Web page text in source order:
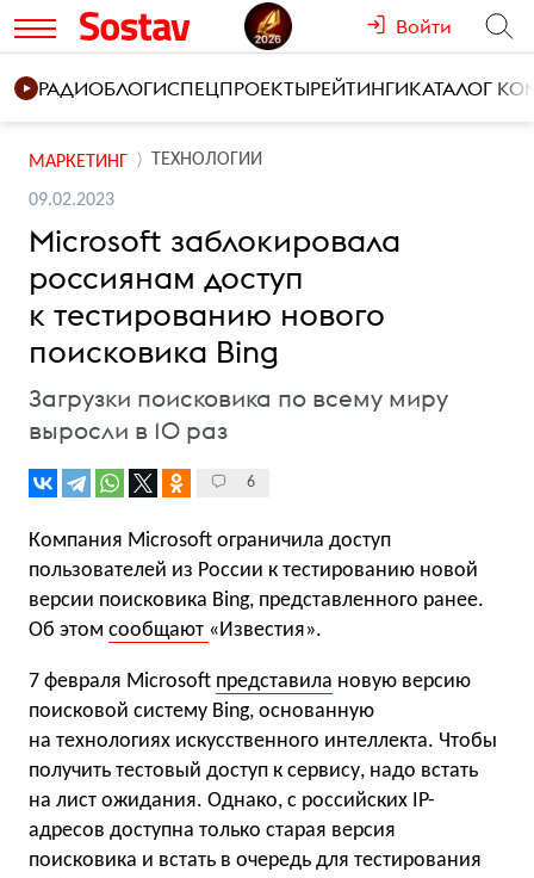
Войти
РАДИОБЛОГИСПЕЦПРОЕКТЫРЕЙТИНГИКАТАЛОГ
МАРКЕТИНГ ТЕХНОЛОГИИ
09.02.2023
Microsoft заблокировала
россиянам доступ
к тестированию нового
поисковика Bing
Загрузки поисковика по всему миру
выросли в 10 раз
6
Компания Microsoft ограничила доступ
пользователей из России к тестированию новой
версии поисковика Bing, представленного ранее.
Об этом сообщают «Известия».
7 февраля Microsoft представила новую версию
поисковой систему Bing, основанную
на технологиях искусственного интеллекта. Чтобы
получить тестовый доступ к сервису, надо встать
на лист ожидания. Однако, с российских IP-
адресов доступна только старая версия
поисковика и встать в очередь для тестирования